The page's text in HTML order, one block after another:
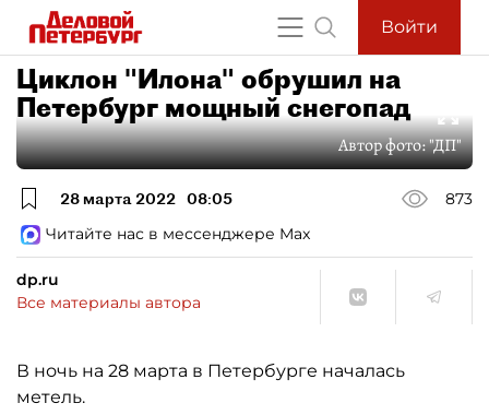
Войти
Циклон "Илона" обрушил на
Петербург мощный снегопад
Автор фото:"ДП"
28 марта 2022 08:05
873
Читайте нас в мессенджере Max
dp.ru
Все материалы автора
В ночь на 28 марта в Петербурге началась
метель.